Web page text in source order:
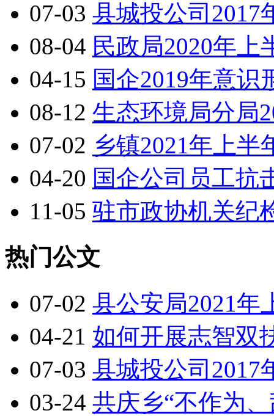
07-03 县城投公司2017
08-04 民政局2020年上
04-15 国企2019年意识
08-12 生态环境局分局
07-02 乡镇2021年上半
04-20 国企公司员工抗
11-05 驻市政协机关纪
热门公文
07-02 县公安局2021年
04-21 如何开展志智双
07-03 县城投公司2017
03-24 共庆乡“不作为